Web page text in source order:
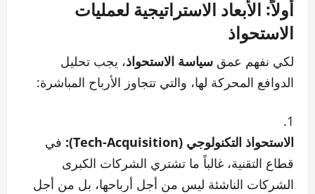
أولاً: الأبعاد الاستراتيجية لعمليات
الاستحواذ
لكي نفهم عمق سياسة الاستحواذ، يجب تحليل
الدوافع المحركة لها، والتي تتجاوز الأرباح المباشرة:
الاستحواذ التكنولوجي (Tech-Acquisition):
في
قطاع التقنية، غالباً ما تشتري الشركات الكبرى
الشركات الناشئة ليس من أجل أرباحها، بل من أجل